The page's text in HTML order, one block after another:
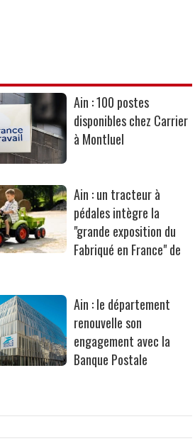
Ain : 100 postes
disponibles chez Carrier
à Montluel
Ain : un tracteur à
pédales intègre la
"grande exposition du
Fabriqué en France" de
Ain : le département
renouvelle son
engagement avec la
Banque Postale